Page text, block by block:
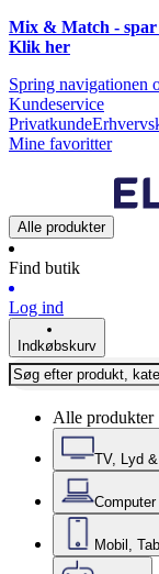
Mix & Match - spar
Klik her
Spring navigationen
Kundeservice
Privatkunde
Mine favoritter
Alle produkter
Find butik
Log ind
Indkøbskurv
Alle produkter
TV, Lyd
Mobil,